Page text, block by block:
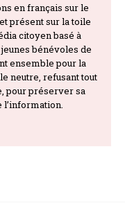
en français sur le
présent sur la toile
citoyen basé à
bénévoles de
ensemble pour la
neutre, refusant tout
pour préserver sa
l’information.